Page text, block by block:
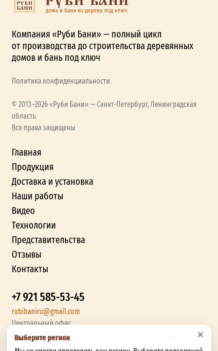
×
Выберите регион
Компания «Руби Бани» — полный цикл
от производства до строительства деревянных
домов и бань под ключ
Политика конфиденциальности
© 2013–2026 «Руби Бани» — Санкт-Петербург, Ленинградская
область
Все права защищены
Главная
Продукция
Доставка и установка
Наши работы
Видео
Технологии
Представительства
Отзывы
Контакты
+7 921 585-53-45
rubibaniru@gmail.com
Центральный офис
г. Санкт-Петербург, Латышских Стрелков ул., 31